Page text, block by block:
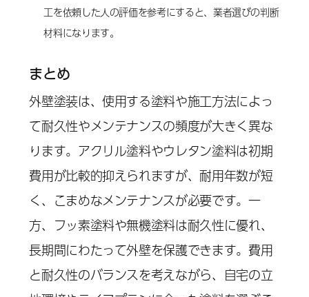
工を依頼した人の評価を参考にすると、業者選びの判断
材料になります。
まとめ
外壁塗装は、使用する塗料や施工方法によっ
て耐久性やメンテナンスの頻度が大きく異な
ります。アクリル塗料やウレタン塗料は初期
費用が比較的抑えられますが、耐用年数が短
く、こまめなメンテナンスが必要です。一
方、フッ素塗料や無機塗料は耐久性に優れ、
長期間にわたって外壁を保護できます。費用
と耐久性のバランスを考えながら、自宅の立